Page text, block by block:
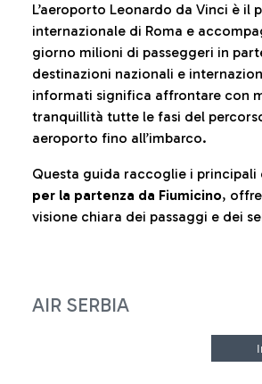
L’aeroporto Leonardo da Vinci è il
internazionale di Roma e
giorno milioni di passeggeri in
destinazioni nazionali e
informati significa affrontare con
tranquillità tutte le fasi del
aeroporto fino all’imbarco.
Questa guida raccoglie i principali
per la partenza da Fiumicino,
visione chiara dei passaggi e dei
AIR SERBIA